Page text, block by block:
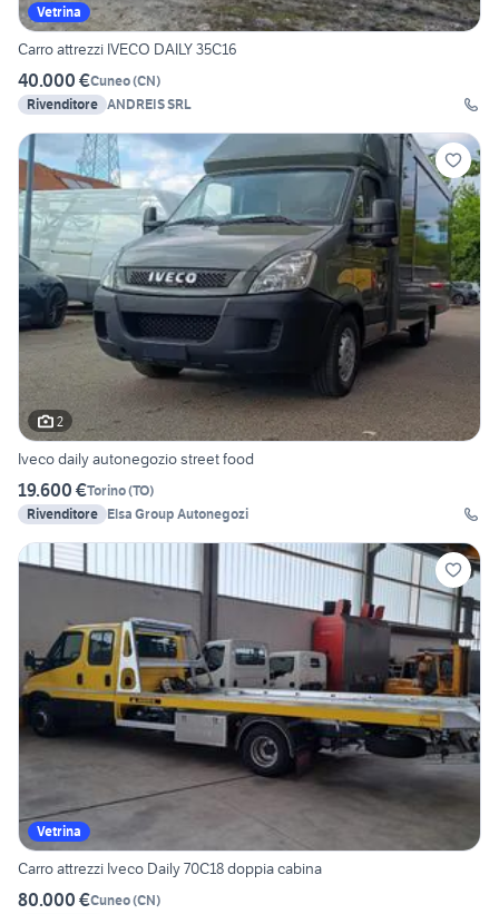
Vetrina
Carro attrezzi IVECO DAILY 35C16
40.000 €Cuneo(CN)
Rivenditore ANDREIS SRL
2
Iveco daily autonegozio street food
19.600 €Torino(TO)
Rivenditore Elsa Group Autonegozi
Vetrina
Carro attrezzi Iveco Daily 70C18 doppia cabina
80.000 €Cuneo(CN)